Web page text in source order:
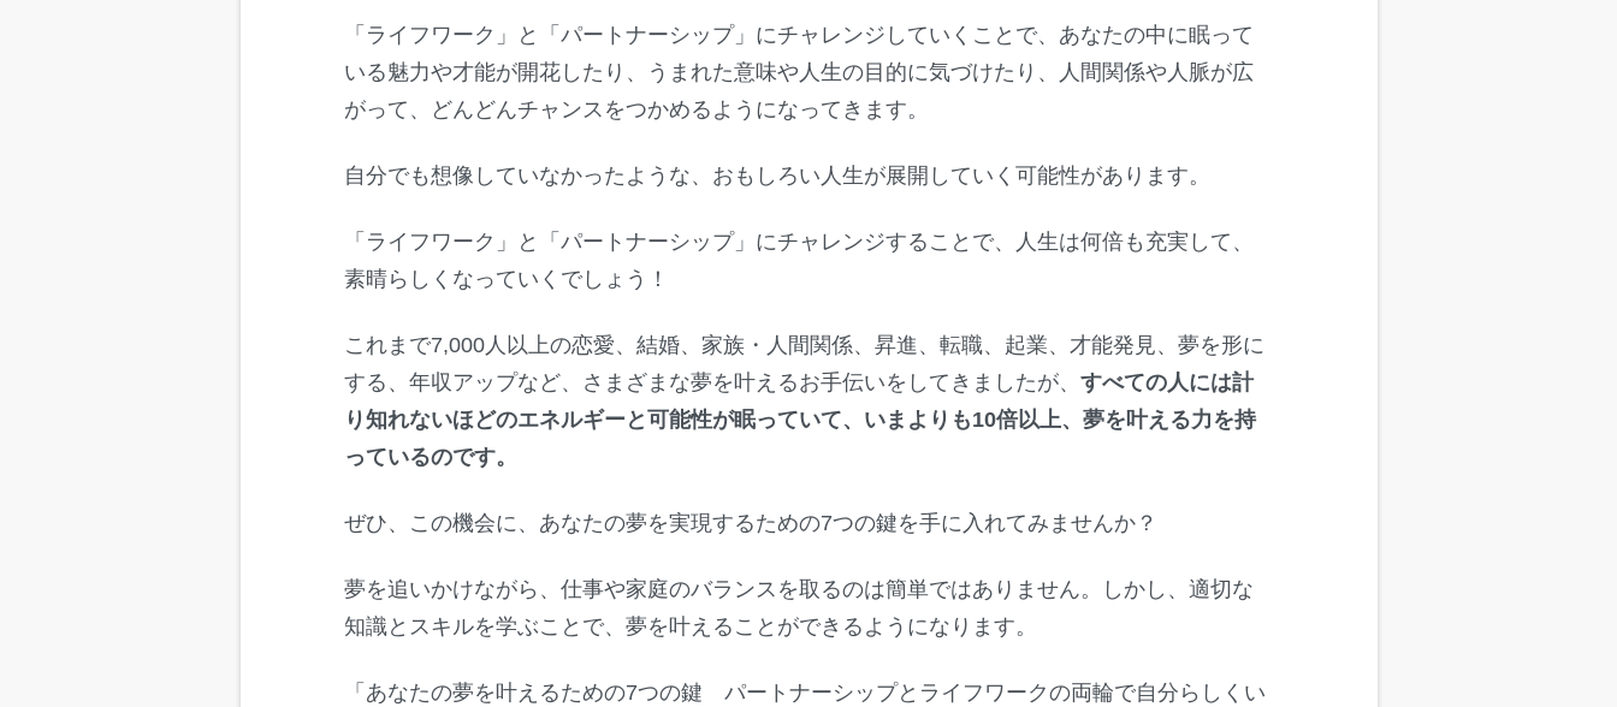
「ライフワーク」と「パートナーシップ」にチャレンジしていくことで、あなたの中に眠って
いる魅力や才能が開花したり、うまれた意味や人生の目的に気づけたり、人間関係や人脈が広
がって、どんどんチャンスをつかめるようになってきます。
自分でも想像していなかったような、おもしろい人生が展開していく可能性があります。
「ライフワーク」と「パートナーシップ」にチャレンジすることで、人生は何倍も充実して、
素晴らしくなっていくでしょう！
これまで7,000人以上の恋愛、結婚、家族・人間関係、昇進、転職、起業、才能発見、夢を形に
する、年収アップなど、さまざまな夢を叶えるお手伝いをしてきましたが、すべての人には計
り知れないほどのエネルギーと可能性が眠っていて、いまよりも10倍以上、夢を叶える力を持
っているのです。
ぜひ、この機会に、あなたの夢を実現するための7つの鍵を手に入れてみませんか？
夢を追いかけながら、仕事や家庭のバランスを取るのは簡単ではありません。しかし、適切な
知識とスキルを学ぶことで、夢を叶えることができるようになります。
「あなたの夢を叶えるための7つの鍵 パートナーシップとライフワークの両輪で自分らしくい